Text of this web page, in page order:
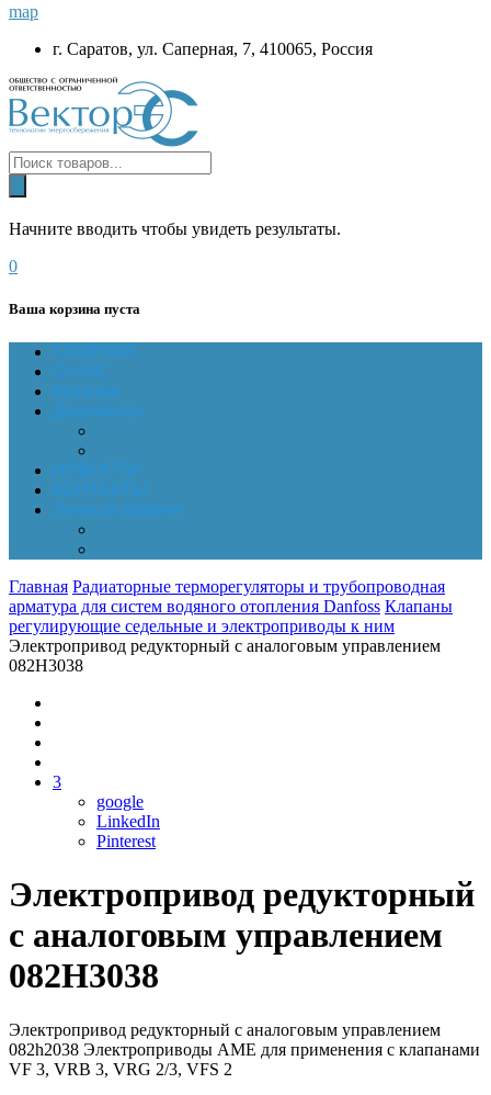
map
г. Саратов, ул. Саперная, 7, 410065, Россия
Начните вводить чтобы увидеть результаты.
0
Ваша корзина пуста
ГЛАВНАЯ
О НАС
Магазин
Документы
НОВОСТИ
КОНТАКТЫ
Личный кабинет
Главная Радиаторные терморегуляторы и трубопроводная
арматура для систем водяного отопления Danfoss Клапаны
регулирующие седельные и электроприводы к ним
Электропривод редукторный с аналоговым управлением
082H3038
3
google
LinkedIn
Pinterest
Электропривод редукторный
с аналоговым управлением
082H3038
Электропривод редукторный с аналоговым управлением
082h2038 Электроприводы AME для применения с клапанами
VF 3, VRB 3, VRG 2/3, VFS 2